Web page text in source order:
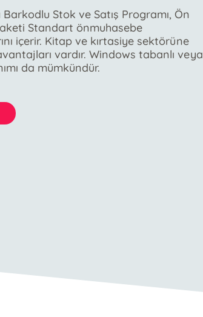
Barkodlu Stok ve Satış Programı, Ön
Standart önmuhasebe
içerir. Kitap ve kırtasiye sektörüne
vardır. Windows tabanlı veya
da mümkündür.